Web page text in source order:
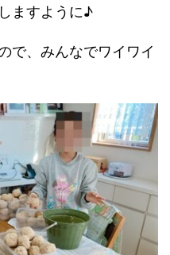
ますように♪
で、みんなでワイワイ